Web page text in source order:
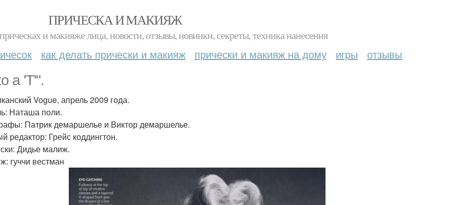
ПРИЧЕСКА И МАКИЯЖ
и макияже лица, новости, отзывы, новинки, секреты, техника нанесения
как делать прически и макияж прически и макияж на дому игры отзывы
a 'T'".
Vogue, апрель 2009 года.
Наташа поли.
Патрик демаршелье и Виктор демаршелье.
редактор: Грейс коддингтон.
Дидье малиж.
гуччи вестман